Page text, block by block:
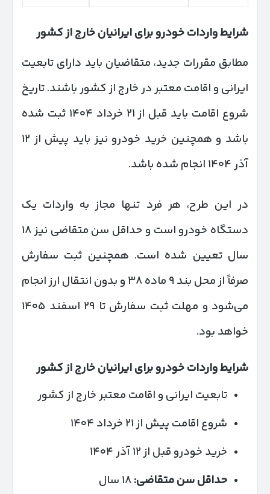
شرایط واردات خودرو برای ایرانیان خارج از کشور
مطابق مقررات جدید، متقاضیان باید دارای تابعیت
ایرانی و اقامت معتبر در خارج از کشور باشند. تاریخ
شروع اقامت باید قبل از ۲۱ خرداد ۱۴۰۴ ثبت شده
باشد و همچنین خرید خودرو نیز باید پیش از ۱۲
آذر ۱۴۰۴ انجام شده باشد.
در این طرح، هر فرد تنها مجاز به واردات یک
دستگاه خودرو است و حداقل سن متقاضی نیز ۱۸
سال تعیین شده است. همچنین ثبت سفارش
صرفاً از محل بند ۹ ماده ۳۸ و بدون انتقال ارز انجام
می‌شود و مهلت ثبت سفارش تا ۲۹ اسفند ۱۴۰۵
خواهد بود.
شرایط واردات خودرو برای ایرانیان خارج از کشور
تابعیت ایرانی و اقامت معتبر خارج از کشور
شروع اقامت پیش از ۲۱ خرداد ۱۴۰۴
خرید خودرو قبل از ۱۲ آذر ۱۴۰۴
حداقل سن متقاضی: